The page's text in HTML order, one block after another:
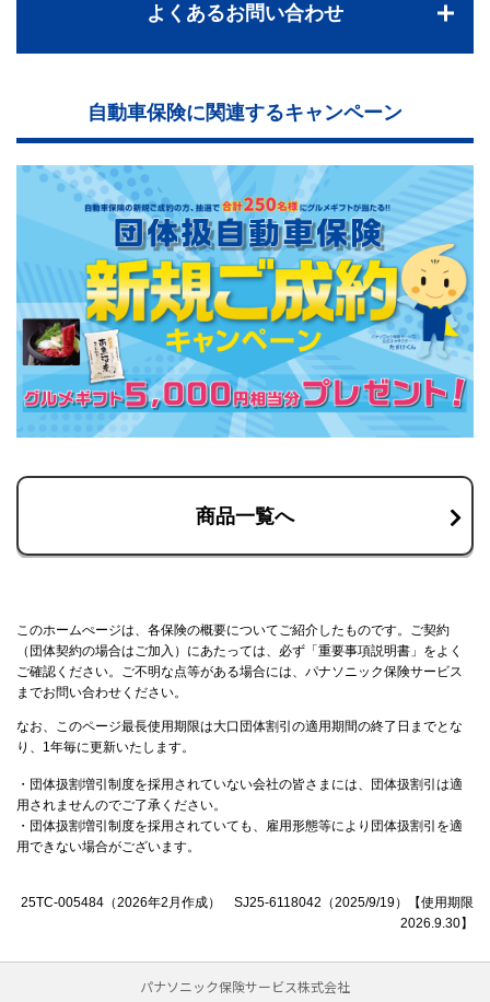
よくあるお問い合わせ
自動車保険に関連するキャンペーン
商品一覧へ
このホームぺージは、各保険の概要についてご紹介したものです。ご契約
（団体契約の場合はご加入）にあたっては、必ず「重要事項説明書」をよく
ご確認ください。ご不明な点等がある場合には、パナソニック保険サービス
までお問い合わせください。
なお、このページ最長使用期限は大口団体割引の適用期間の終了日までとな
り、1年毎に更新いたします。
・団体扱割増引制度を採用されていない会社の皆さまには、団体扱割引は適
用されませんのでご了承ください。
・団体扱割増引制度を採用されていても、雇用形態等により団体扱割引を適
用できない場合がございます。
25TC-005484（2026年2月作成） SJ25-6118042（2025/9/19）【使用期限
2026.9.30】
パナソニック保険サービス株式会社